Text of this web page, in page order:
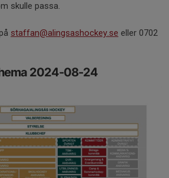
skulle passa.
staffan@alingsashockey.se eller 0702
2024-08-24